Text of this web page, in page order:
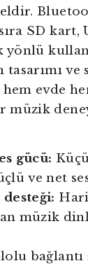
SD kart,
yönlü
ve
hem evde
müzik
gücü:
ve net
desteği:
müzik
bağlantı